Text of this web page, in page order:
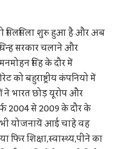
सिलसिला शुरु हुआ है और अब
सरकार चलाने और
सिंह के दौर में
को बहुराष्ट्रीय कंपनियो में
ने भारत छोड़ यूरोप और
2004 से 2009 के दौर के
योजनायें आई चाहे वह
फिर शिक्षा,स्वास्थ्य,पीने का